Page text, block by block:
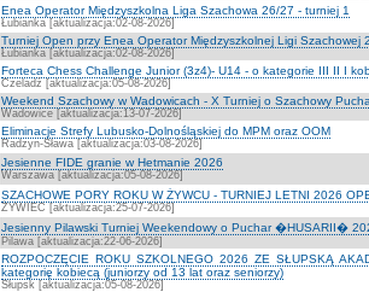
Enea Operator Międzyszkolna Liga Szachowa 26/27 - turniej 1
Łubianka [aktualizacja:02-08-2026]
Turniej Open przy Enea Operator Międzyszkolnej Ligi Szachowej
Łubianka [aktualizacja:02-08-2026]
Forteca Chess Challenge Junior (3z4)- U14 - o kategorie III II I
Czeladź [aktualizacja:05-08-2026]
Weekend Szachowy w Wadowicach - X Turniej o Szachowy
Wadowice [aktualizacja:13-07-2026]
Eliminacje Strefy Lubusko-Dolnośląskiej do MPM oraz OOM
Radzyn-Sława [aktualizacja:03-08-2026]
Jesienne FIDE granie w Hetmanie 2026
Warszawa [aktualizacja:05-08-2026]
SZACHOWE PORY ROKU W ŻYWCU - TURNIEJ LETNI 2026
ŻYWIEC [aktualizacja:25-07-2026]
Jesienny Pilawski Turniej Weekendowy o Puchar �HUSARII�
Pilawa [aktualizacja:22-06-2026]
ROZPOCZĘCIE ROKU SZKOLNEGO 2026 ZE SŁUPSKĄ
kategorię kobiecą (juniorzy od 13 lat oraz seniorzy)
Słupsk [aktualizacja:05-08-2026]